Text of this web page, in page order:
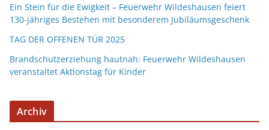
Ein Stein für die Ewigkeit – Feuerwehr Wildeshausen feiert
130-jähriges Bestehen mit besonderem Jubiläumsgeschenk
TAG DER OFFENEN TÜR 2025
Brandschutzerziehung hautnah: Feuerwehr Wildeshausen
veranstaltet Aktionstag für Kinder
Archiv